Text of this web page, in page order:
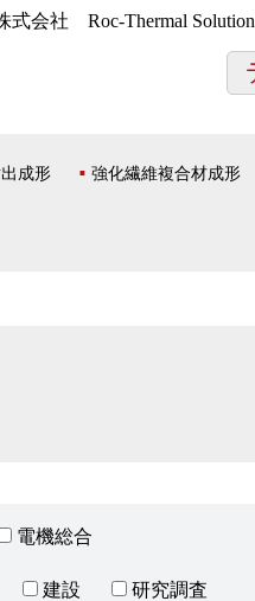
式会社 Roc-Thermal
成形 強化繊維複合材成形
電機総合
建設 研究調査